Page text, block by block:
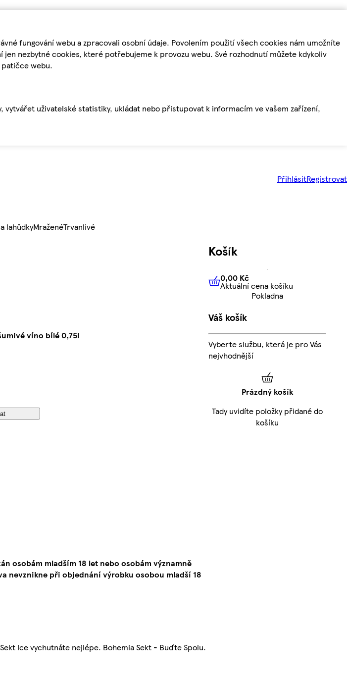
fungování webu a zpracovali osobní údaje. Povolením použití všech cookies nám umožníte
nezbytné cookies, které potřebujeme k provozu webu. Své rozhodnutí můžete kdykoliv
patičce webu.
uživatelské statistiky, ukládat nebo přistupovat k informacím ve vašem zařízení,
PřihlásitRegistrovat
lahůdkyMraženéTrvanlivé
víno bílé 0,75l
osobám mladším 18 let nebo osobám významně
nevznikne při objednání výrobku osobou mladší 18
Ice vychutnáte nejlépe. Bohemia Sekt - Buďte Spolu.
Košík
0,00 KčAktuální cena košíku
0,00 Kč
Aktuální cena košíku
Pokladna
Váš košík
Vyberte službu, která je pro Vás
nejvhodnější
Prázdný košík
Tady uvidíte položky přidané do
košíku